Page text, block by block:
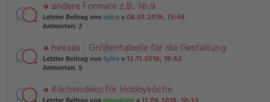
g
e
n
er
tr
a
g
n
g
el
e
n
er
tr
rs
te
n
g
el
e
n
andere Formate z.B. 16:9
Letzter Beitrag von spica « 08.01.2019, 13:48
Antworten: 2
rs
te
n
hexxas - Größentabelle für die Gestaltung
Letzter Beitrag von Sylke « 12.11.2018, 19:53
Antworten: 5
rs
Küchendeko für Hobbyköche